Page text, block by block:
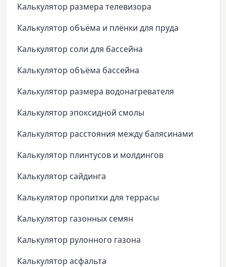
Калькулятор размера телевизора
Калькулятор объёма и плёнки для пруда
Калькулятор соли для бассейна
Калькулятор объёма бассейна
Калькулятор размера водонагревателя
Калькулятор эпоксидной смолы
Калькулятор расстояния между балясинами
Калькулятор плинтусов и молдингов
Калькулятор сайдинга
Калькулятор пропитки для террасы
Калькулятор газонных семян
Калькулятор рулонного газона
Калькулятор асфальта